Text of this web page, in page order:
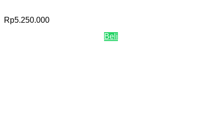
Rp5.250.000
Beli